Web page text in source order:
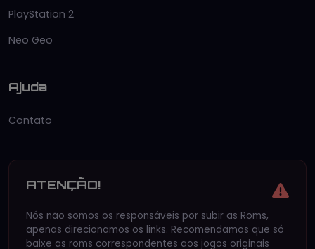
PlayStation 2
Neo Geo
Ajuda
Contato
ATENÇÃO!
Nós não somos os responsáveis por subir as Roms,
apenas direcionamos os links. Recomendamos que só
baixe as roms correspondentes aos jogos originais